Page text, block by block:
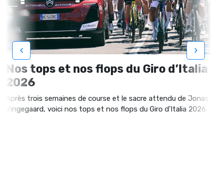
Nos tops et nos flops du Giro d’Italia
2026
Après trois semaines de course et le sacre attendu de Jonas
Vingegaard, voici nos tops et nos flops du Giro d'Italia 2026.
‹ ›